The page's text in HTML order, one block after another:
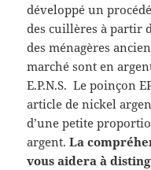
développé un
des cuillères à partir
des ménagères
marché sont en
E.P.N.S. Le poinçon
article de nickel
d’une petite
argent.La
vous aidera à